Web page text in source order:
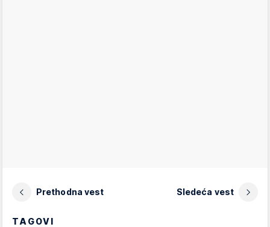
Prethodna vest Sledeća vest
TAGOVI